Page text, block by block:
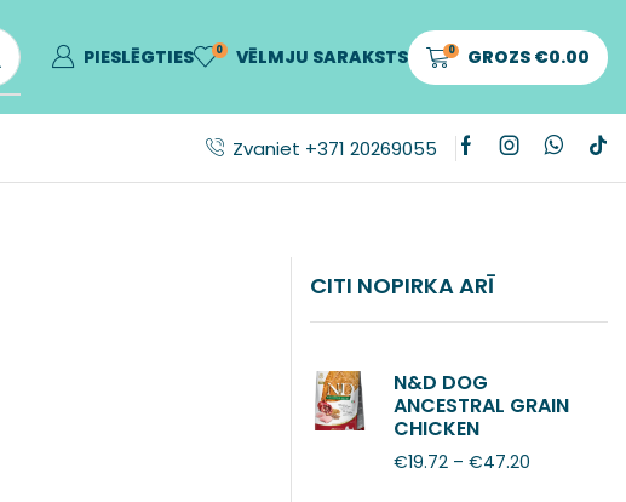
PIESLĒGTIES 0 VĒLMJU SARAKSTS 0 GROZS €0.00
Zvaniet +371 20269055
CITI NOPIRKA ARĪ
N&D DOG
ANCESTRAL GRAIN
CHICKEN
POMEGRANATE
ADULT MINI
€19.72 – €47.20